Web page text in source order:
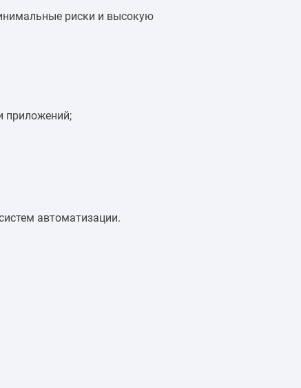
риски и высокую
приложений;
автоматизации.